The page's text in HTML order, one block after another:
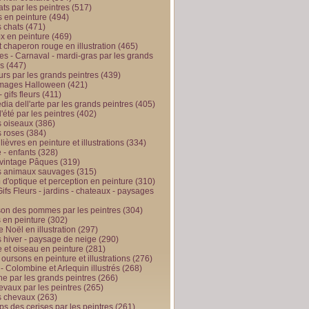
par les peintres (517)
en peinture (494)
chats (471)
en peinture (469)
chaperon rouge en illustration (465)
- Carnaval - mardi-gras par les grands
(447)
par les grands peintres (439)
Halloween (421)
gifs fleurs (411)
dell'arte par les grands peintres (405)
par les peintres (402)
oiseaux (386)
roses (384)
lièvres en peinture et illustrations (334)
- enfants (328)
Pâques (319)
animaux sauvages (315)
d'optique et perception en peinture (310)
Fleurs - jardins - chateaux - paysages
des pommes par les peintres (304)
en peinture (302)
Noël en illustration (297)
hiver - paysage de neige (290)
et oiseau en peinture (281)
en peinture et illustrations (276)
- Colombine et Arlequin illustrés (268)
par les grands peintres (266)
par les peintres (265)
chevaux (263)
des cerises par les peintres (261)